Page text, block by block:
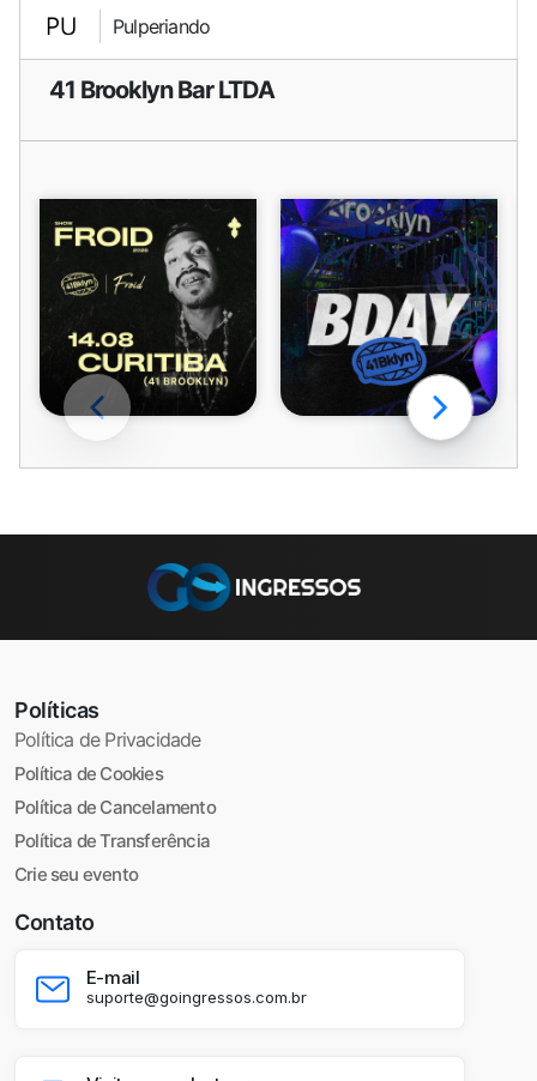
Pulperiando
41 Brooklyn Bar LTDA
Políticas
Política de Privacidade
Política de Cookies
Política de Cancelamento
Política de Transferência
Crie seu evento
Contato
E-mail
suporte@goingressos.com.br